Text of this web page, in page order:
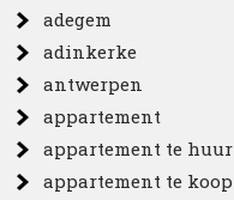
adegem
adinkerke
antwerpen
appartement
appartement te huur
appartement te koop